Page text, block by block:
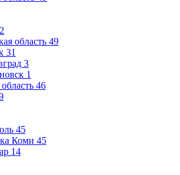
2
область 49
31
3
1
46
45
Коми 45
14